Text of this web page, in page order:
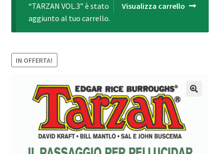
Il mio account Visualizza carrello
“TARZAN VOL.3” è stato
aggiunto al tuo carrello.
IN OFFERTA!